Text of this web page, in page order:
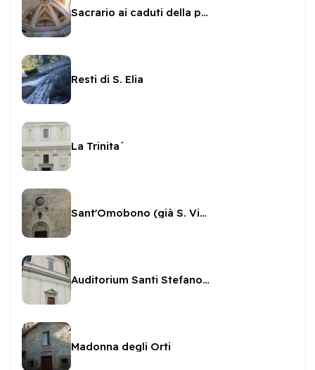
Sacrario ai caduti della prima guerra mondiale
Resti di S. Elia
La Trinita´
Sant'Omobono (già S. Vincenzo)
Auditorium Santi Stefano e Tommaso
Madonna degli Orti